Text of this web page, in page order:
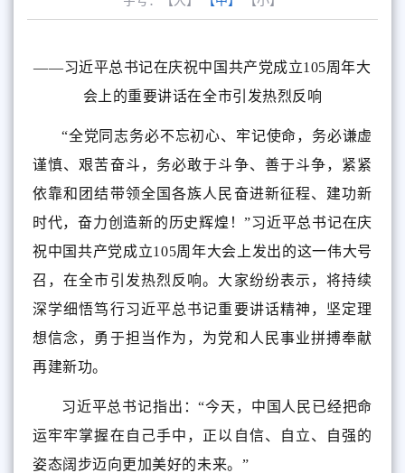
——习近平总书记在庆祝中国共产党成立105周年大
会上的重要讲话在全市引发热烈反响
“全党同志务必不忘初心、牢记使命，务必谦虚
谨慎、艰苦奋斗，务必敢于斗争、善于斗争，紧紧
依靠和团结带领全国各族人民奋进新征程、建功新
时代，奋力创造新的历史辉煌！”习近平总书记在庆
祝中国共产党成立105周年大会上发出的这一伟大号
召，在全市引发热烈反响。大家纷纷表示，将持续
深学细悟笃行习近平总书记重要讲话精神，坚定理
想信念，勇于担当作为，为党和人民事业拼搏奉献
再建新功。
习近平总书记指出：“今天，中国人民已经把命
运牢牢掌握在自己手中，正以自信、自立、自强的
姿态阔步迈向更加美好的未来。”